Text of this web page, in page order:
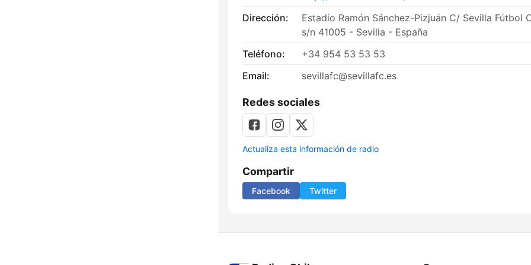
Dirección:
Estadio Ramón Sánchez-Pizjuán C/ Sevilla Fútbol
s/n 41005 - Sevilla - España
Teléfono:
+34 954 53 53 53
Email:
sevillafc@sevillafc.es
Redes sociales
Actualiza esta información de radio
Compartir
Facebook Twitter